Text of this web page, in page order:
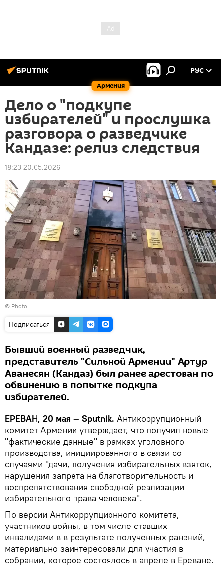
Армения
РУС
Дело о "подкупе
избирателей" и прослушка
разговора о разведчике
Кандазе: релиз следствия
18:23 20.05.2026
© Photo
Подписаться
Бывший военный разведчик,
представитель "Сильной Армении" Артур
Аванесян (Кандаз) был ранее арестован по
обвинению в попытке подкупа
избирателей.
ЕРЕВАН, 20 мая — Sputnik. Антикоррупционный
комитет Армении утверждает, что получил новые
"фактические данные" в рамках уголовного
производства, инициированного в связи со
случаями "дачи, получения избирательных взяток,
нарушения запрета на благотворительность и
воспрепятствования свободной реализации
избирательного права человека".
По версии Антикоррупционного комитета,
участников войны, в том числе ставших
инвалидами в в результате полученных ранений,
материально заинтересовали для участия в
собрании, которое состоялось в апреле в Ереване.